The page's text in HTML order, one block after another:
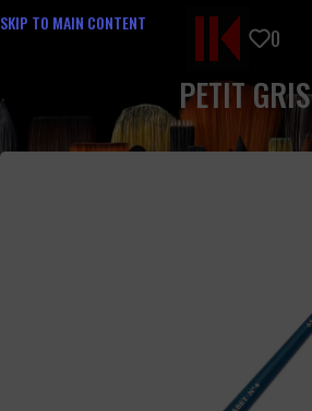
SKIP TO MAIN CONTENT
0
PETIT GRIS